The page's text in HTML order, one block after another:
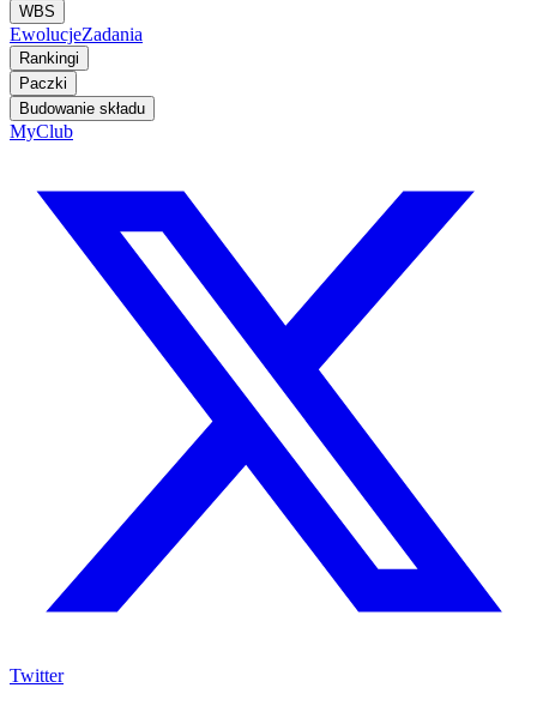
WBS
EwolucjeZadania
Rankingi
Paczki
Budowanie składu
MyClub
Twitter